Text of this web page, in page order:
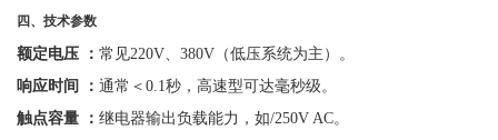
四、技术参数
额定电压 ： 常见220V、380V（低压系统为主）。
响应时间
： 通常＜0.1秒，高速型可达毫秒级。
触点容量
： 继电器输出负载能力，如/250V AC。